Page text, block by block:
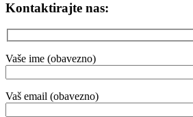
Kontaktirajte nas:
Vaše ime (obavezno)
Vaš email (obavezno)